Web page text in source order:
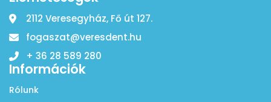
2112 Veresegyház, Fő út 127.
fogaszat@veresdent.hu
+ 36 28 589 280
Információk
Rólunk